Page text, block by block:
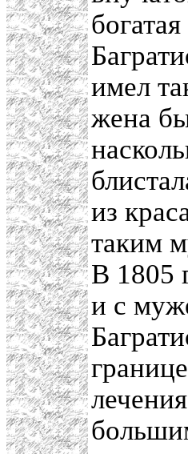
имел
жена
из
таким
В 1805
и с